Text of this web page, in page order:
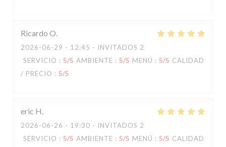
Ricardo O
2026-06-29 - 12:45 - INVITADOS 2
SERVICIO : 5/5 AMBIENTE : 5/5 MENÚ : 5/5 CALIDAD
/ PRECIO : 5/5
eric H
2026-06-26 - 19:30 - INVITADOS 2
SERVICIO : 5/5 AMBIENTE : 5/5 MENÚ : 5/5 CALIDAD